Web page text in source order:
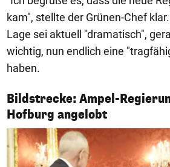
kam", stellte der Grünen-Chef
Lage sei aktuell "dramatisch",
wichtig, nun endlich eine
haben.
Bildstrecke: Ampel-
Hofburg angelobt
1/12